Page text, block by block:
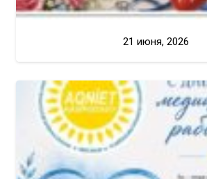
21 июня, 2026